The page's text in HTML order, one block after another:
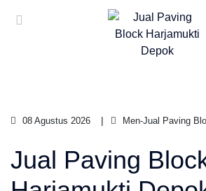
08 Agustus 2026 Men-Jual Paving
Jual Paving